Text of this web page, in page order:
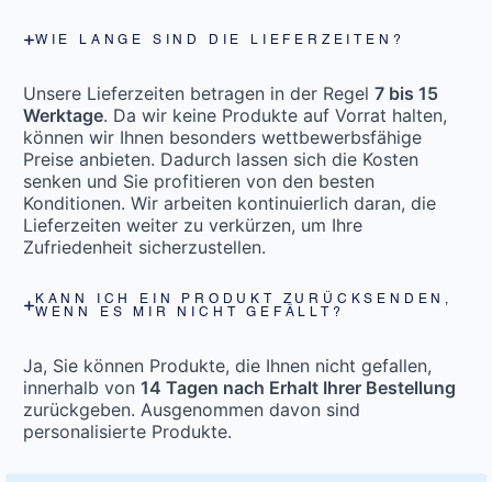
WIE LANGE SIND DIE LIEFERZEITEN?
Unsere Lieferzeiten betragen in der Regel 7 bis 15
Werktage. Da wir keine Produkte auf Vorrat halten,
können wir Ihnen besonders wettbewerbsfähige
Preise anbieten. Dadurch lassen sich die Kosten
senken und Sie profitieren von den besten
Konditionen. Wir arbeiten kontinuierlich daran, die
Lieferzeiten weiter zu verkürzen, um Ihre
Zufriedenheit sicherzustellen.
KANN ICH EIN PRODUKT ZURÜCKSENDEN,
WENN ES MIR NICHT GEFÄLLT?
Ja, Sie können Produkte, die Ihnen nicht gefallen,
innerhalb von 14 Tagen nach Erhalt Ihrer Bestellung
zurückgeben. Ausgenommen davon sind
personalisierte Produkte.